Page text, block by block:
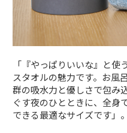
「『やっぱりいいな』と
スタオルの魅力です。お風
群の吸水力と優しさで包み
ぐす夜のひとときに、全身
できる最適なサイズです」。